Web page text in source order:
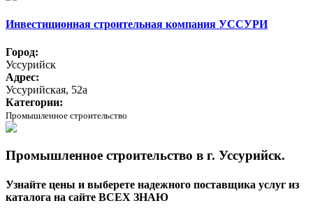
Инвестиционная строительная компания УССУРИ
Город:
Уссурийск
Адрес:
Уссурийская, 52а
Категории:
Промышленное строительство
Промышленное строительство в г. Уссурийск.
Узнайте цены и выберете надежного поставщика услуг из
каталога на сайте ВСЕХ ЗНАЮ